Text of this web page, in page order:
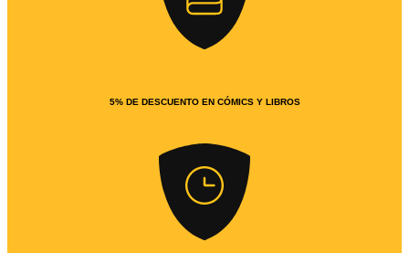
5% DE DESCUENTO EN CÓMICS Y LIBROS